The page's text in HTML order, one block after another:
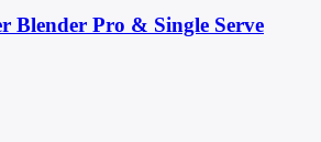
Blender Pro & Single Serve